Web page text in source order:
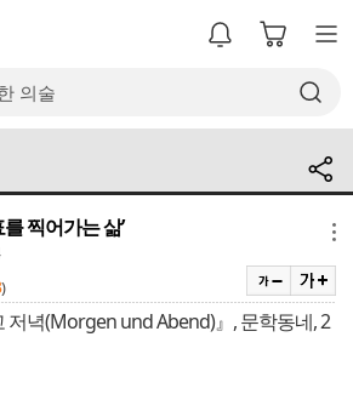
찍어가는 삶’
)
저녁(Morgen und Abend)』, 문학동네, 2